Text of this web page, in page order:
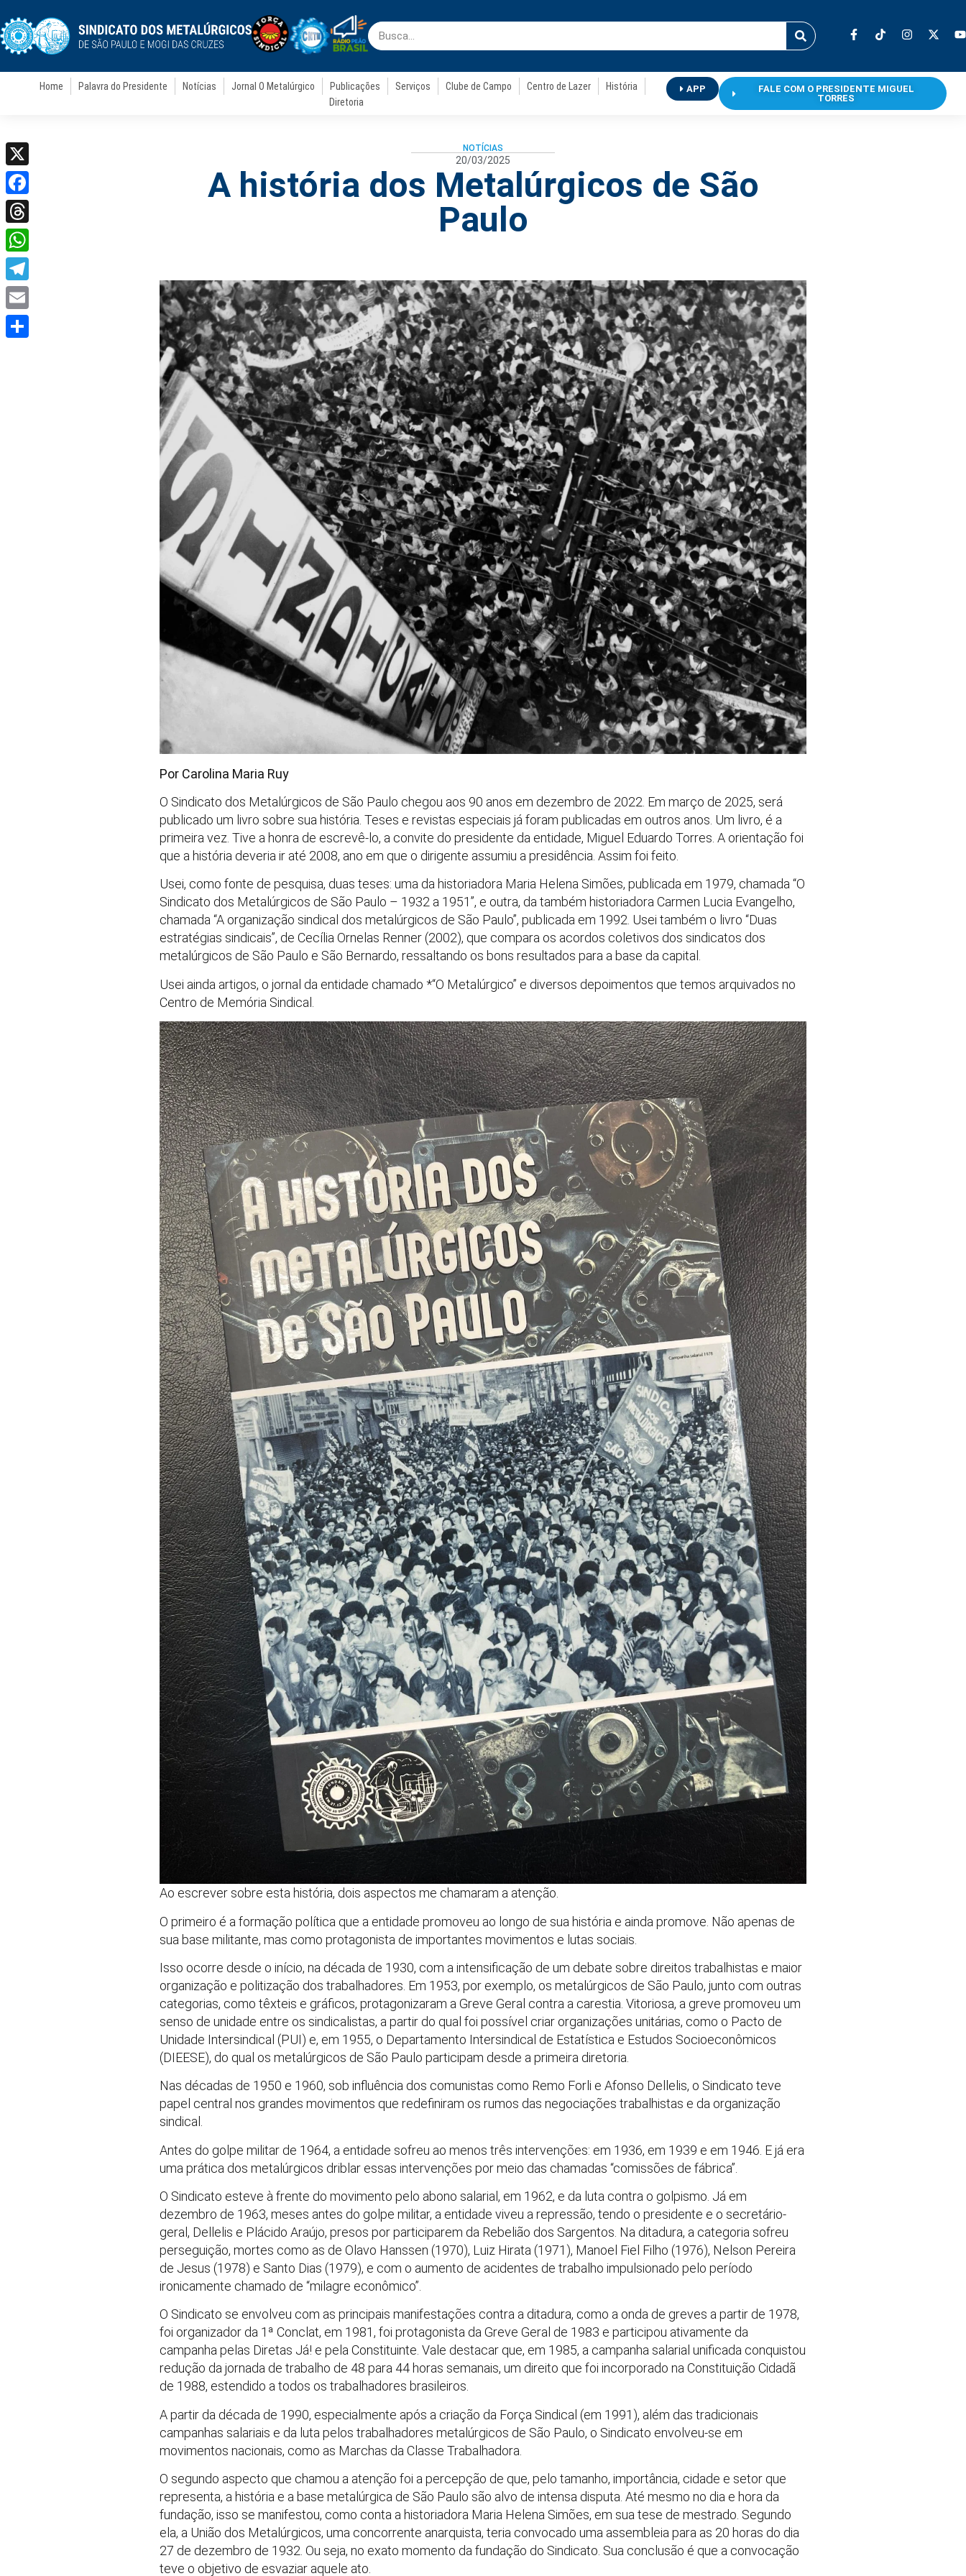
Home Palavra do Presidente Notícias Jornal O Metalúrgico Publicações Serviços Clube de Campo Centro de Lazer
História
Diretoria
APP
FALE COM O PRESIDENTE MIGUEL
TORRES
NOTÍCIAS
20/03/2025
A história dos Metalúrgicos de São
Paulo
Por Carolina Maria Ruy
O Sindicato dos Metalúrgicos de São Paulo chegou aos 90 anos em dezembro de 2022. Em março de 2025, será
publicado um livro sobre sua história. Teses e revistas especiais já foram publicadas em outros anos. Um livro, é a
primeira vez. Tive a honra de escrevê-lo, a convite do presidente da entidade, Miguel Eduardo Torres. A orientação foi
que a história deveria ir até 2008, ano em que o dirigente assumiu a presidência. Assim foi feito.
Usei, como fonte de pesquisa, duas teses: uma da historiadora Maria Helena Simões, publicada em 1979, chamada “O
Sindicato dos Metalúrgicos de São Paulo – 1932 a 1951”, e outra, da também historiadora Carmen Lucia Evangelho,
chamada “A organização sindical dos metalúrgicos de São Paulo”, publicada em 1992. Usei também o livro “Duas
estratégias sindicais”, de Cecília Ornelas Renner (2002), que compara os acordos coletivos dos sindicatos dos
metalúrgicos de São Paulo e São Bernardo, ressaltando os bons resultados para a base da capital.
Usei ainda artigos, o jornal da entidade chamado *“O Metalúrgico” e diversos depoimentos que temos arquivados no
Centro de Memória Sindical.
Ao escrever sobre esta história, dois aspectos me chamaram a atenção.
O primeiro é a formação política que a entidade promoveu ao longo de sua história e ainda promove. Não apenas de
sua base militante, mas como protagonista de importantes movimentos e lutas sociais.
Isso ocorre desde o início, na década de 1930, com a intensificação de um debate sobre direitos trabalhistas e maior
organização e politização dos trabalhadores. Em 1953, por exemplo, os metalúrgicos de São Paulo, junto com outras
categorias, como têxteis e gráficos, protagonizaram a Greve Geral contra a carestia. Vitoriosa, a greve promoveu um
senso de unidade entre os sindicalistas, a partir do qual foi possível criar organizações unitárias, como o Pacto de
Unidade Intersindical (PUI) e, em 1955, o Departamento Intersindical de Estatística e Estudos Socioeconômicos
(DIEESE), do qual os metalúrgicos de São Paulo participam desde a primeira diretoria.
Nas décadas de 1950 e 1960, sob influência dos comunistas como Remo Forli e Afonso Dellelis, o Sindicato teve
papel central nos grandes movimentos que redefiniram os rumos das negociações trabalhistas e da organização
sindical.
Antes do golpe militar de 1964, a entidade sofreu ao menos três intervenções: em 1936, em 1939 e em 1946. E já era
uma prática dos metalúrgicos driblar essas intervenções por meio das chamadas “comissões de fábrica”.
O Sindicato esteve à frente do movimento pelo abono salarial, em 1962, e da luta contra o golpismo. Já em
dezembro de 1963, meses antes do golpe militar, a entidade viveu a repressão, tendo o presidente e o secretário-
geral, Dellelis e Plácido Araújo, presos por participarem da Rebelião dos Sargentos. Na ditadura, a categoria sofreu
perseguição, mortes como as de Olavo Hanssen (1970), Luiz Hirata (1971), Manoel Fiel Filho (1976), Nelson Pereira
de Jesus (1978) e Santo Dias (1979), e com o aumento de acidentes de trabalho impulsionado pelo período
ironicamente chamado de “milagre econômico”.
O Sindicato se envolveu com as principais manifestações contra a ditadura, como a onda de greves a partir de 1978,
foi organizador da 1ª Conclat, em 1981, foi protagonista da Greve Geral de 1983 e participou ativamente da
campanha pelas Diretas Já! e pela Constituinte. Vale destacar que, em 1985, a campanha salarial unificada conquistou
redução da jornada de trabalho de 48 para 44 horas semanais, um direito que foi incorporado na Constituição Cidadã
de 1988, estendido a todos os trabalhadores brasileiros.
A partir da década de 1990, especialmente após a criação da Força Sindical (em 1991), além das tradicionais
campanhas salariais e da luta pelos trabalhadores metalúrgicos de São Paulo, o Sindicato envolveu-se em
movimentos nacionais, como as Marchas da Classe Trabalhadora.
O segundo aspecto que chamou a atenção foi a percepção de que, pelo tamanho, importância, cidade e setor que
representa, a história e a base metalúrgica de São Paulo são alvo de intensa disputa. Até mesmo no dia e hora da
fundação, isso se manifestou, como conta a historiadora Maria Helena Simões, em sua tese de mestrado. Segundo
ela, a União dos Metalúrgicos, uma concorrente anarquista, teria convocado uma assembleia para as 20 horas do dia
27 de dezembro de 1932. Ou seja, no exato momento da fundação do Sindicato. Sua conclusão é que a convocação
teve o objetivo de esvaziar aquele ato.
X
Facebook
Threads
WhatsApp
Telegram
Email